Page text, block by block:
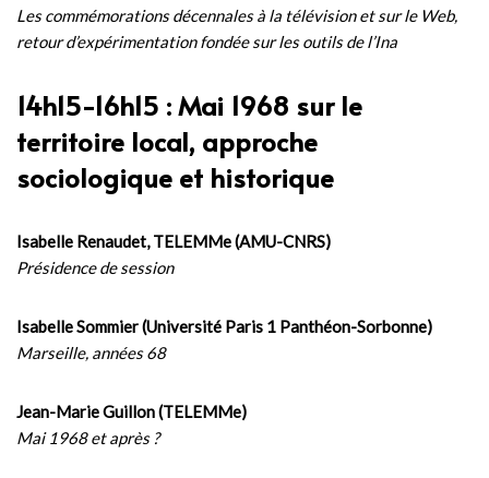
Les commémorations décennales à la télévision et sur le Web,
retour d’expérimentation fondée sur les outils de l’Ina
14h15-16h15 : Mai 1968 sur le
territoire local, approche
sociologique et historique
Isabelle Renaudet, TELEMMe (AMU-CNRS)
Présidence de session
Isabelle Sommier (Université Paris 1 Panthéon-Sorbonne)
Marseille, années 68
Jean-Marie Guillon (TELEMMe)
Mai 1968 et après ?